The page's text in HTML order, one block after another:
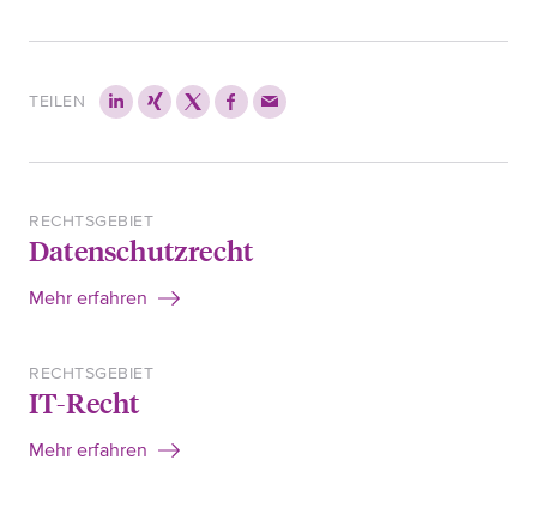
TEILEN
RECHTSGEBIET
Datenschutzrecht
Mehr erfahren
RECHTSGEBIET
IT-Recht
Mehr erfahren